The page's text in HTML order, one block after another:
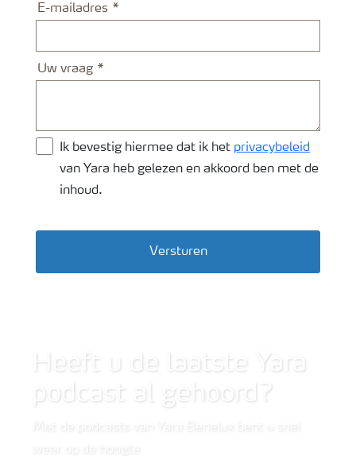
E-mailadres
Uw vraag
Ik bevestig hiermee dat ik het privacybeleid
van Yara heb gelezen en akkoord ben met de
inhoud.
Versturen
Heeft u de laatste Yara
podcast al gehoord?